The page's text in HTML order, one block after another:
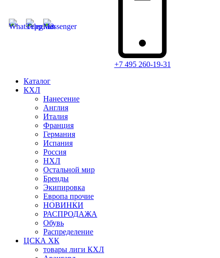
+7 495 260-19-31
Каталог
КХЛ
Нанесение
Англия
Италия
Франция
Германия
Испания
Россия
НХЛ
Остальной мир
Бренды
Экипировка
Европа прочие
НОВИНКИ
РАСПРОДАЖА
Обувь
Распределение
ЦСКА ХК
товары лиги КХЛ